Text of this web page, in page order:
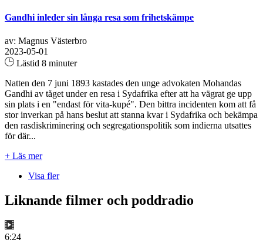
Gandhi inleder sin långa resa som frihetskämpe
av: Magnus Västerbro
2023-05-01
Lästid 8 minuter
Natten den 7 juni 1893 kastades den unge advokaten Mohandas
Gandhi av tåget under en resa i Sydafrika efter att ha vägrat ge upp
sin plats i en "endast för vita-kupé". Den bittra incidenten kom att få
stor inverkan på hans beslut att stanna kvar i Sydafrika och bekämpa
den rasdiskriminering och segregationspolitik som indierna utsattes
för där...
+ Läs mer
Visa fler
Liknande filmer och poddradio
6:24